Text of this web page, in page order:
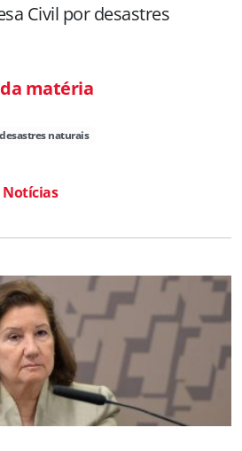
Civil por desastres
matéria
naturais
Notícias